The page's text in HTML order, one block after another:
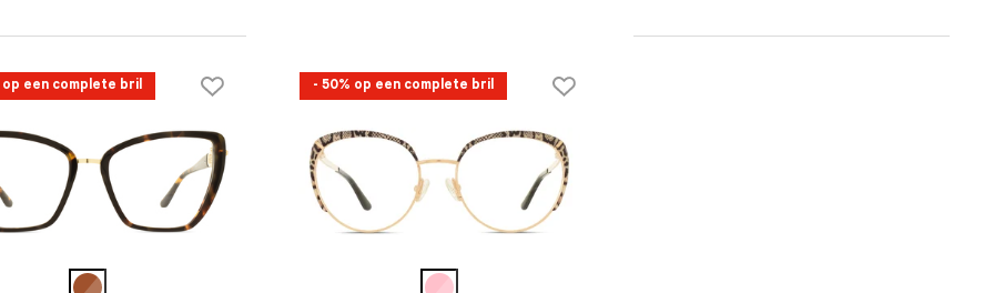
op een complete bril - 50% op een complete bril